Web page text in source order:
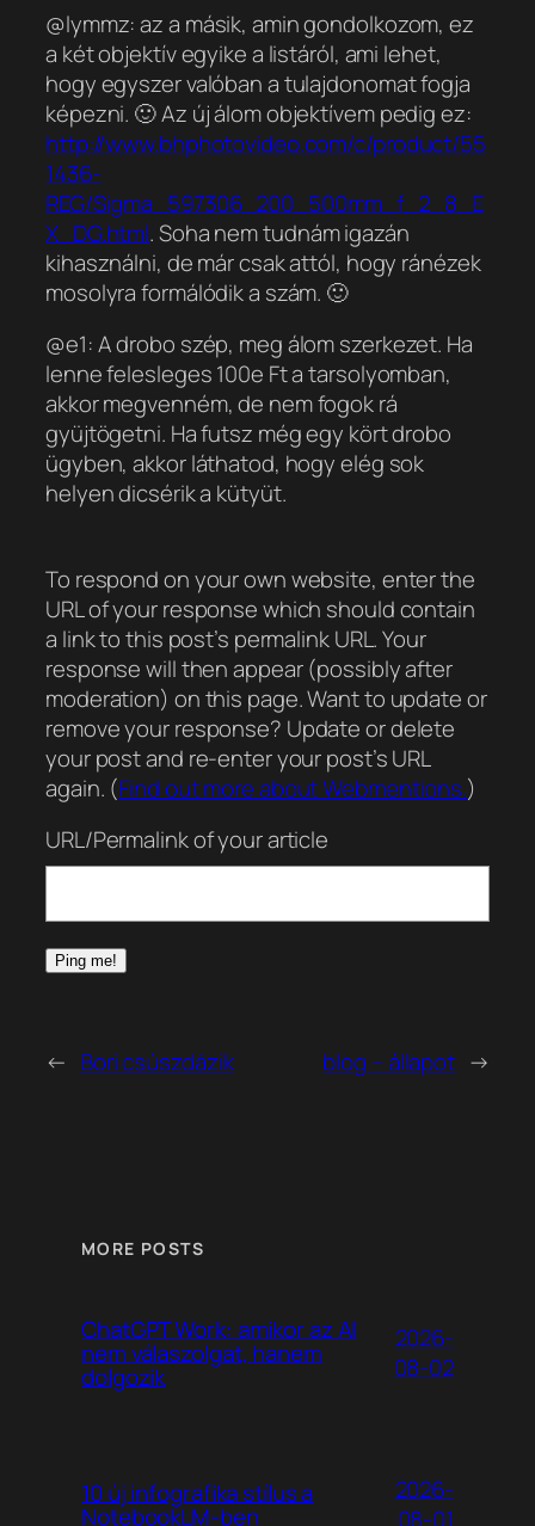
@lymmz: az a másik, amin gondolkozom, ez
a két objektív egyike a listáról, ami lehet,
hogy egyszer valóban a tulajdonomat fogja
képezni. 🙂 Az új álom objektívem pedig ez:
http://www.bhphotovideo.com/c/product/55
1436-
REG/Sigma_597306_200_500mm_f_2_8_E
X_DG.html. Soha nem tudnám igazán
kihasználni, de már csak attól, hogy ránézek
mosolyra formálódik a szám. 🙂
@e1: A drobo szép, meg álom szerkezet. Ha
lenne felesleges 100e Ft a tarsolyomban,
akkor megvenném, de nem fogok rá
gyüjtögetni. Ha futsz még egy kört drobo
ügyben, akkor láthatod, hogy elég sok
helyen dicsérik a kütyüt.
To respond on your own website, enter the
URL of your response which should contain
a link to this post’s permalink URL. Your
response will then appear (possibly after
moderation) on this page. Want to update or
remove your response? Update or delete
your post and re-enter your post’s URL
again. (Find out more about Webmentions.)
URL/Permalink of your article
← Bori csúszdázik blog – állapot →
MORE POSTS
ChatGPT Work: amikor az AI
nem válaszolgat, hanem
dolgozik
2026-
08-02
10 új infografika stílus a
NotebookLM-ben
2026-
08-01